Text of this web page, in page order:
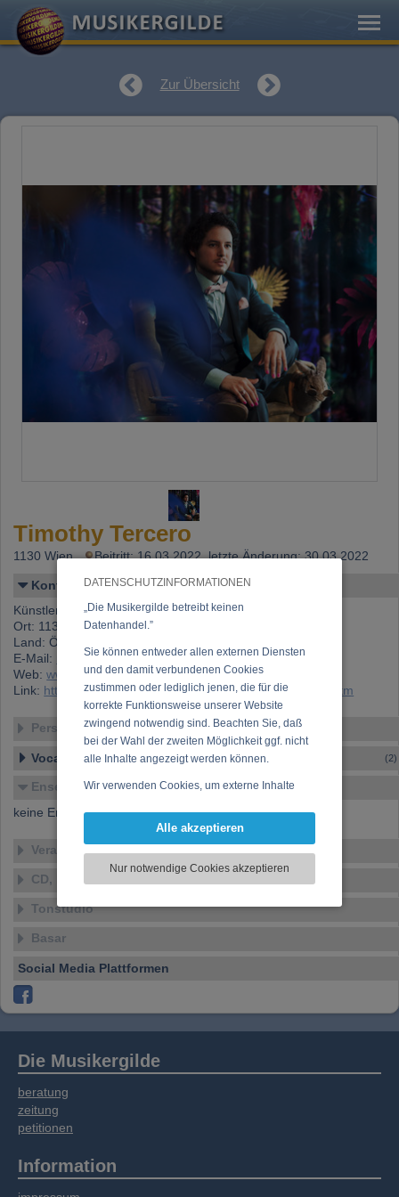
DATENSCHUTZINFORMATIONEN
„Die Musikergilde betreibt keinen
Datenhandel.”
Sie können entweder allen externen Diensten
und den damit verbundenen Cookies
zustimmen oder lediglich jenen, die für die
korrekte Funktionsweise unserer Website
zwingend notwendig sind. Beachten Sie, daß
bei der Wahl der zweiten Möglichkeit ggf. nicht
alle Inhalte angezeigt werden können.
Wir verwenden Cookies, um externe Inhalte
Funktionen für soziale Medien anbieten zu
zu analysieren. Dabei werden ggf.
Informationen zu Ihrer Verwendung unserer
soziale Medien, Werbung und Analysen
Daten zusammen, die Sie bereitgestellt haben
Alle akzeptieren
Nur notwendige Cookies akzeptieren
Zur Übersicht
Timothy Tercero
1130 Wien, Beitritt: 16.03.2022, letzte Änderung: 30.03.2022
Kontakt
Künstlername: Timothy Tercero
Ort: 1130 Wien
Land: Österreich
E-Mail:
music.teddybearcove@gmail.com
Web:www.teddybearcove.com
Link: https://www.musikergilde.at/mitglied/timothytercero.htm
Personen-Details
Vocal – Instrumental – Komposition... (2)
Ensembles
keine Ensembles verfügbar
Veranstaltungen
CD, DVD, Vinyl
Tonstudio
Basar
Social Media Plattformen
Die Musikergilde
beratung
zeitung
petitionen
Information